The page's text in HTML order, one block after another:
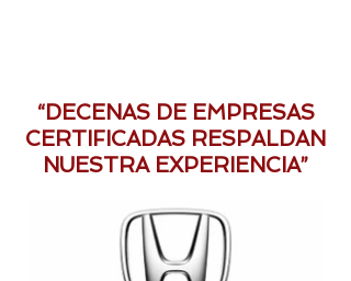
“DECENAS DE EMPRESAS
CERTIFICADAS RESPALDAN
NUESTRA EXPERIENCIA”